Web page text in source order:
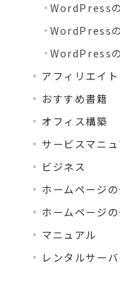
WordPress
WordPress
WordPress
アフィリエイト
おすすめ書籍
オフィス構築
サービスマニ
ビジネス
ホームページ
ホームページ
マニュアル
レンタルサーバ